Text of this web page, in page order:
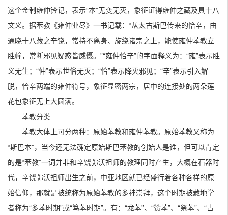
这个金制雍仲钤记，表示“本”无变无灭，象征证得雍仲之藏及具十八
文义。据苯教《雍仲业尽》一书记载：“从太古斯巴传来的恰辛，由
通晓十八藏之辛饶，常持不离身、旋绕诸宗之上，能使雍仲苯教立
胜幢，常断邪见疑惑皆威慑。”“雍仲恰辛”的字面释义为：“雍”表示胜
义无生；“仲”表示世俗无灭；“恰”表示降灭邪见；“辛”表示引入解
脱，恰辛两端的雍仲符号，象征显密两宗，居中的连接处的两朵莲
花包象征无上大圆满。
苯教分类
苯教大体上可分两种：原始苯教和雍仲苯教。原始苯教又称为
“斯巴本”，当今还无法确定原始斯巴苯教的创始人是谁，但可以肯定
的是“苯教”一词并非和辛饶弥沃祖师的教理同时产生，大概在石器时
代，辛饶弥沃祖师出生之前，中亚地区就已经盛行着各种各样的原
始信仰，那就是被统称为原始苯教的多神崇拜，这个时期被藏地学
者称为“多苯时期”或“笃苯时期”。有：“龙苯”、“赞苯”、“祭苯”、“占